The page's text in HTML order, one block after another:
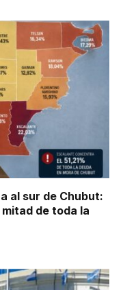
al sur de Chubut:
de toda la